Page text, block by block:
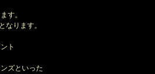
す。
ります。
ト
ズといった